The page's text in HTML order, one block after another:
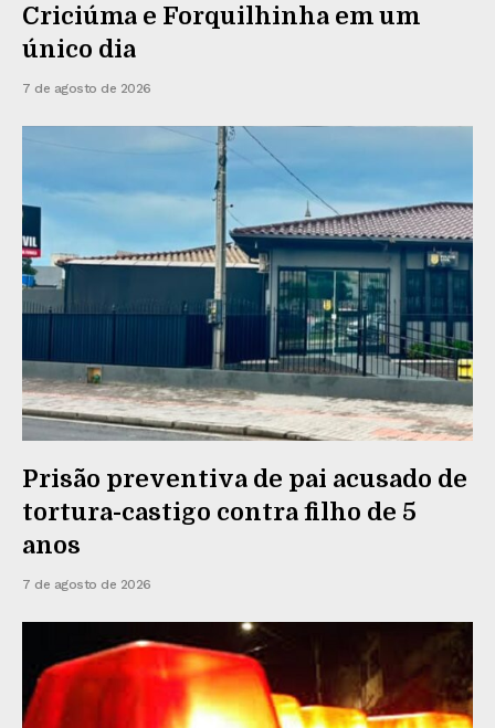
Criciúma e Forquilhinha em um
único dia
7 de agosto de 2026
Prisão preventiva de pai acusado de
tortura-castigo contra filho de 5
anos
7 de agosto de 2026